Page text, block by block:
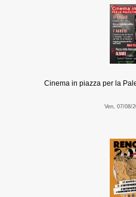
Cinema in piazza per la
Ven, 07/08/